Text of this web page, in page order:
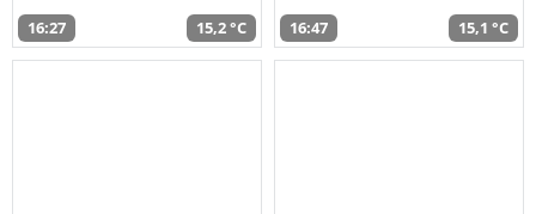
16:27 15,2 °C 16:47 15,1 °C